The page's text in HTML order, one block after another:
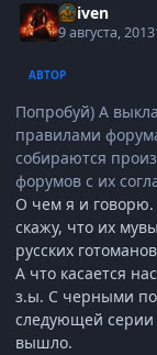
Reiven
9 августа, 2013
АВТОР
Попробуй) А
правилами
собираются
форумов с их
О чем я и говорю.
скажу, что их
русских
А что касается
з.ы. С черными
следующей серии
вышло.